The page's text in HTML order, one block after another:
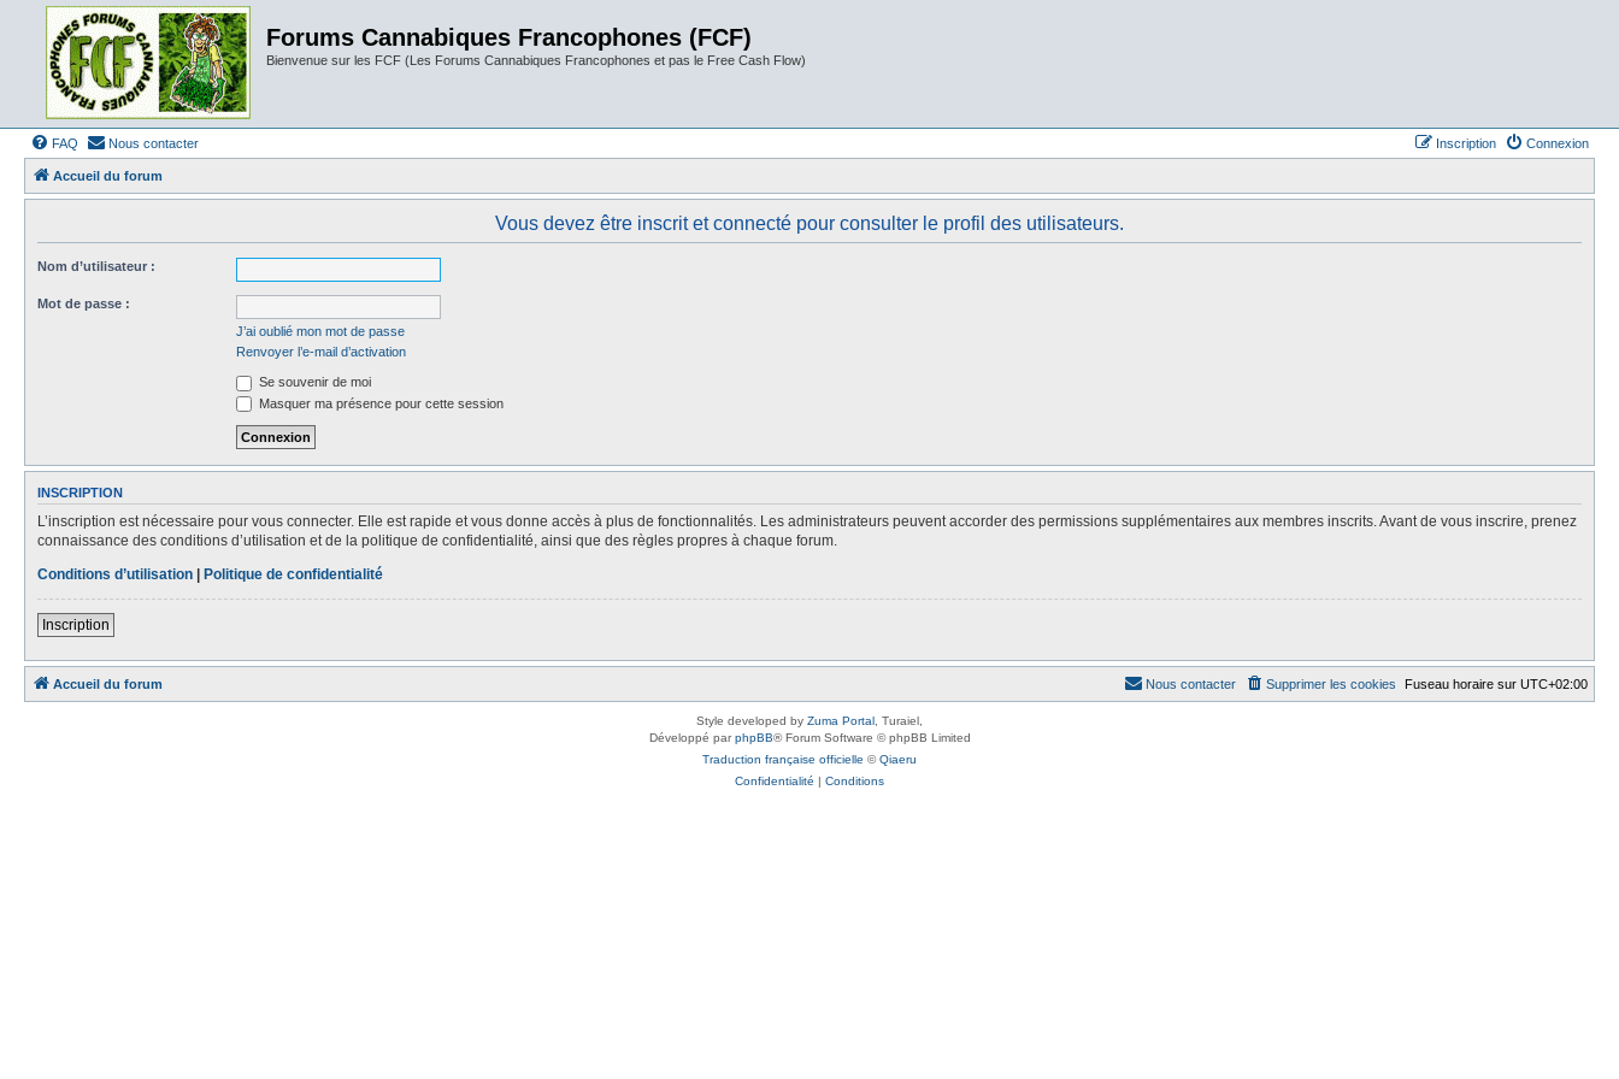
Forums Cannabiques Francophones (FCF)
Bienvenue sur les FCF (Les Forums Cannabiques Francophones et pas le Free Cash Flow)
FAQ Nous contacter Connexion
Inscription
Accueil du forum
Vous devez être inscrit et connecté pour consulter le profil des utilisateurs.
Nom d’utilisateur :
Mot de passe :
J’ai oublié mon mot de passe
Renvoyer l’e-mail d’activation
Se souvenir de moi
Masquer ma présence pour cette session
INSCRIPTION
L’inscription est nécessaire pour vous connecter. Elle est rapide et vous donne accès à plus de fonctionnalités. Les administrateurs peuvent accorder des permissions supplémentaires aux membres inscrits. Avant de vous inscrire, prenez
connaissance des conditions d’utilisation et de la politique de confidentialité, ainsi que des règles propres à chaque forum.
Conditions d’utilisation | Politique de confidentialité
Inscription
Accueil du forum Fuseau horaire sur UTC+02:00
Supprimer les cookies
Nous contacter
Style developed by Zuma Portal , Turaiel,
Développé parphpBB® Forum Software © phpBB Limited
Traduction française officielle ©Qiaeru
Confidentialité | Conditions